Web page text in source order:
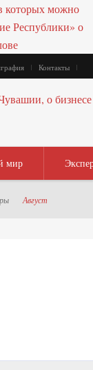
Контакты
мир
Август